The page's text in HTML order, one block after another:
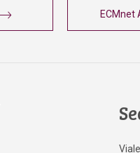
ECMnet